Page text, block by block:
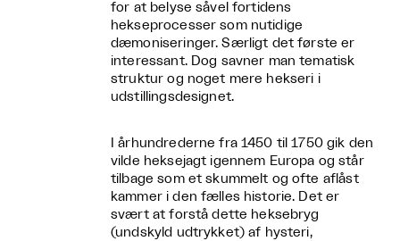
for at belyse såvel fortidens
hekseprocesser som nutidige
dæmoniseringer. Særligt det første er
interessant. Dog savner man tematisk
struktur og noget mere hekseri i
udstillingsdesignet.
I århundrederne fra 1450 til 1750 gik den
vilde heksejagt igennem Europa og står
tilbage som et skummelt og ofte aflåst
kammer i den fælles historie. Det er
svært at forstå dette heksebryg
(undskyld udtrykket) af hysteri,